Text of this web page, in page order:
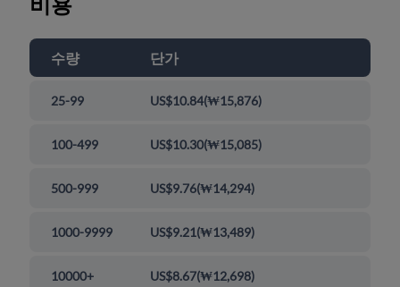
수량 단가
25-99 US$10.84(₩15,876)
100-499 US$10.30(₩15,085)
500-999 US$9.76(₩14,294)
1000-9999 US$9.21(₩13,489)
10000+ US$8.67(₩12,698)